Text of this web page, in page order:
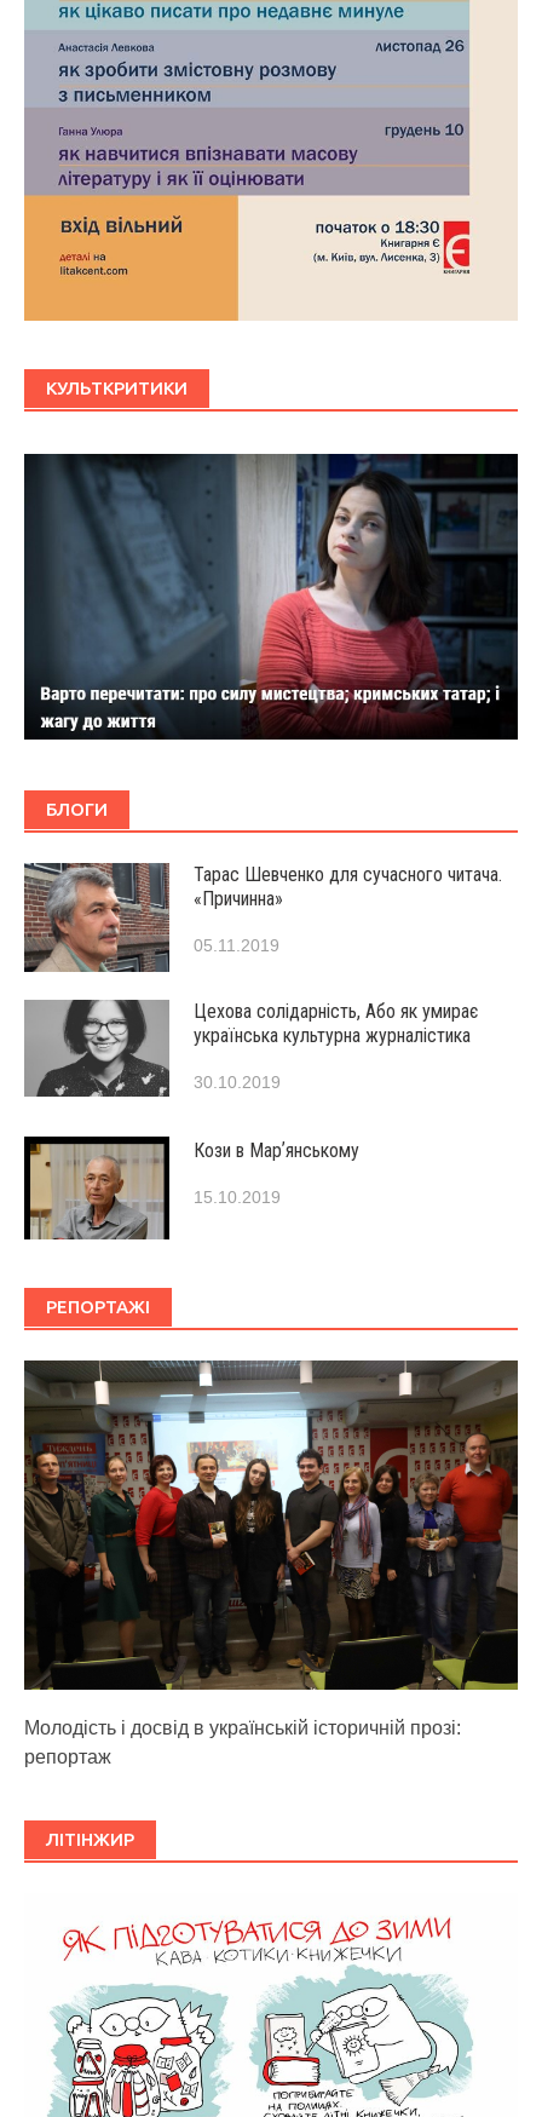
КУЛЬТКРИТИКИ
БЛОГИ
Тарас Шевченко для сучасного читача.
«Причинна»
05.11.2019
Цехова солідарність, Або як умирає
українська культурна журналістика
30.10.2019
Кози в Марʼянському
15.10.2019
РЕПОРТАЖІ
Молодість і досвід в українській історичній прозі:
репортаж
ЛІТІНЖИР